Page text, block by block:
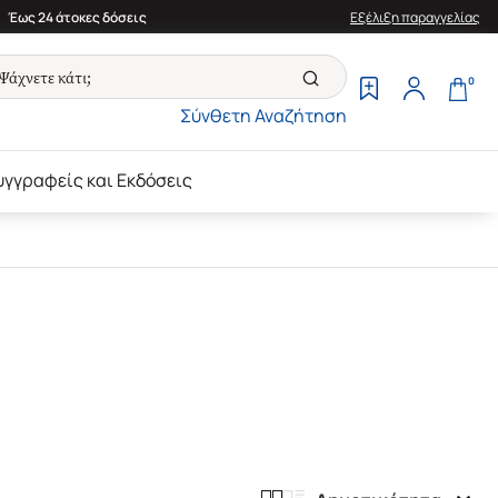
Έως 24 άτοκες δόσεις Εξέλιξη παραγγελίας
Σύνθετη Αναζήτηση
0
και Εκδόσεις